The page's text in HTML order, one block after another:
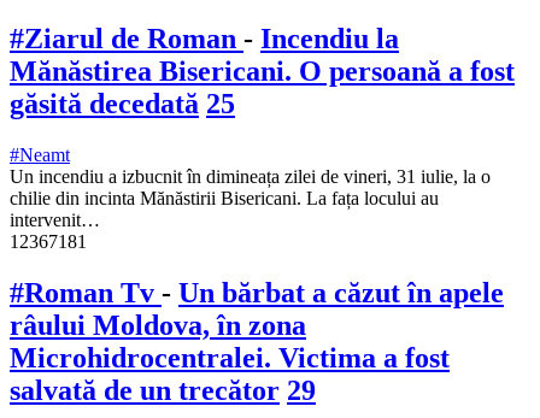
#Ziarul de Roman - Incendiu la
Mănăstirea Bisericani. O persoană a fost
găsită decedată 25
#Neamt
Un incendiu a izbucnit în dimineața zilei de vineri, 31 iulie, la o
chilie din incinta Mănăstirii Bisericani. La fața locului au
intervenit…
12367181
#Roman Tv - Un bărbat a căzut în apele
râului Moldova, în zona
Microhidrocentralei. Victima a fost
salvată de un trecător 29